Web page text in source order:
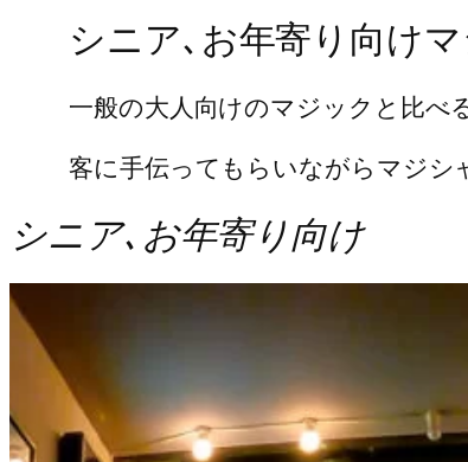
シニア､お年寄り向け
一般の大人向けのマジックと比べ
客に手伝ってもらいながらマジシ
シニア､お年寄り向け